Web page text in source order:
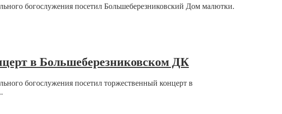
богослужения посетил Большеберезниковский Дом малютки.
в Большеберезниковском ДК
богослужения посетил торжественный концерт в